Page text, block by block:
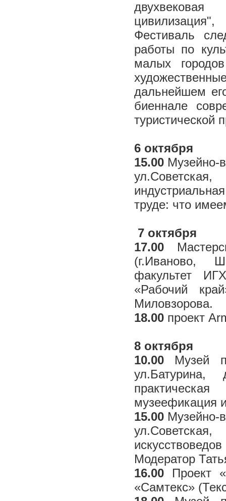
Фестиваль
работы по
малых
дальнейшем
биеннале
туристической
6 октября
15.00 Музейно-
труде: что
7 октября
17.00
(г.Иваново,
факультет
«Рабочий
Миловзорова.
18.00 проект
8 октября
10.00 Музей
музеефикация
15.00 Музейно-
Модератор
16.00 Проект
«Самтекс»